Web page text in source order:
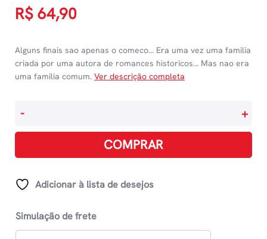
R$ 64,90
Alguns finais sao apenas o comeco… Era uma vez uma familia
criada por uma autora de romances historicos… Mas nao era
uma familia comum. Ver descrição completa
Vol
E
Felizes
- +
COMPRAR
Adicionar à lista de desejos
Simulação de frete